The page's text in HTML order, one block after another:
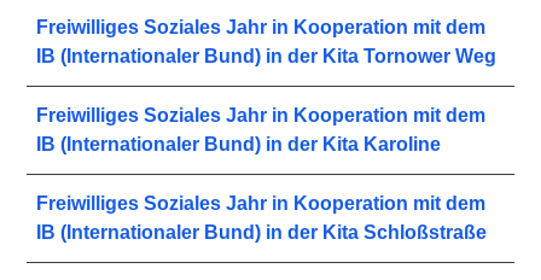
Freiwilliges Soziales Jahr in Kooperation mit dem
IB (Internationaler Bund) in der Kita Tornower Weg
Freiwilliges Soziales Jahr in Kooperation mit dem
IB (Internationaler Bund) in der Kita Karoline
Freiwilliges Soziales Jahr in Kooperation mit dem
IB (Internationaler Bund) in der Kita Schloßstraße